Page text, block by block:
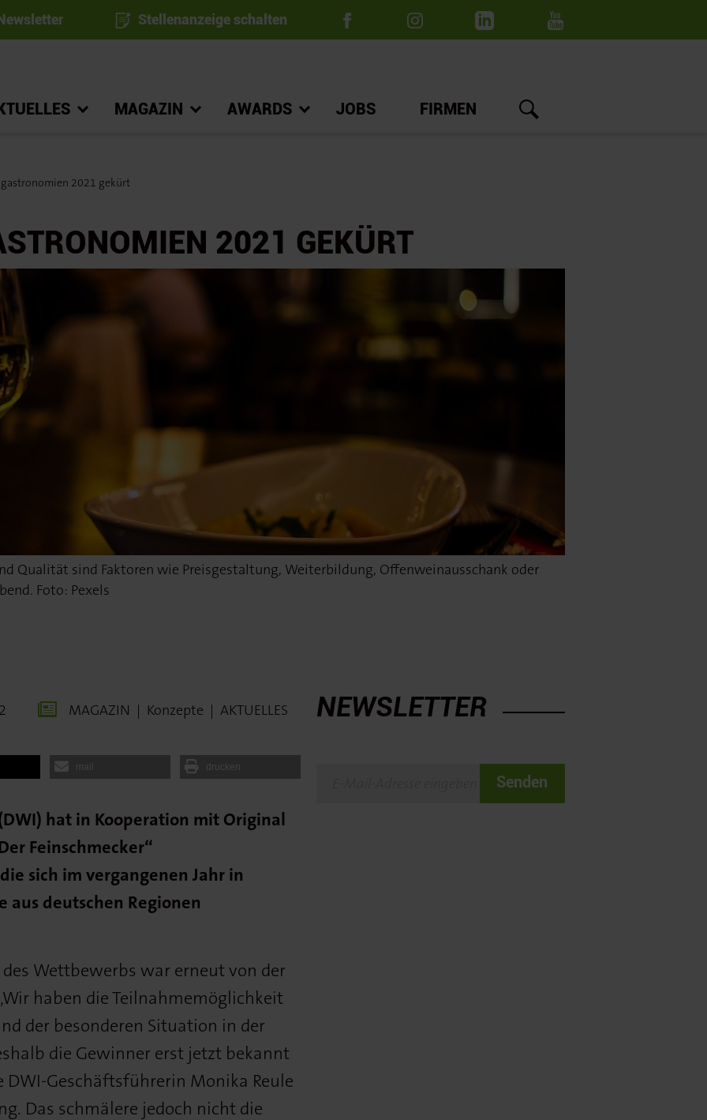
Stellenanzeige schalten
MAGAZIN AWARDS JOBS FIRMEN
2021 gekürt
2021 GEKÜRT
Qualität sind Faktoren wie Preisgestaltung, Weiterbildung, Offenweinausschank oder
Foto: Pexels
MAGAZIN | Konzepte | AKTUELLES
mail drucken
hat in Kooperation mit Original
Feinschmecker“
sich im vergangenen Jahr in
aus deutschen Regionen
Wettbewerbs war erneut von der
haben die Teilnahmemöglichkeit
der besonderen Situation in der
die Gewinner erst jetzt bekannt
DWI-Geschäftsführerin Monika Reule
Das schmälere jedoch nicht die
NEWSLETTER
Senden